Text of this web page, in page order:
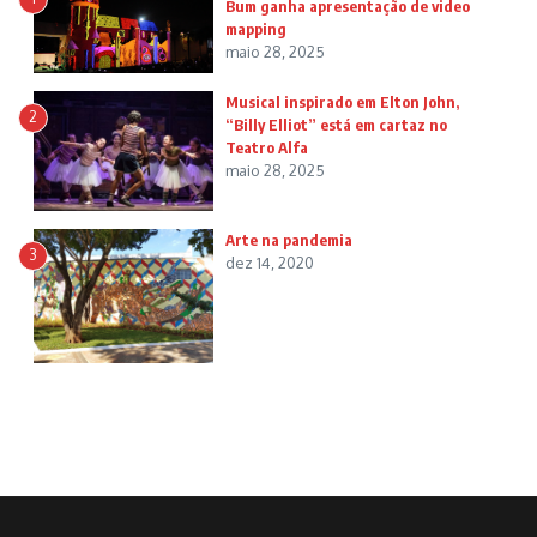
Bum ganha apresentação de video
mapping
maio 28, 2025
2
Musical inspirado em Elton John,
“Billy Elliot” está em cartaz no
Teatro Alfa
maio 28, 2025
3
Arte na pandemia
dez 14, 2020